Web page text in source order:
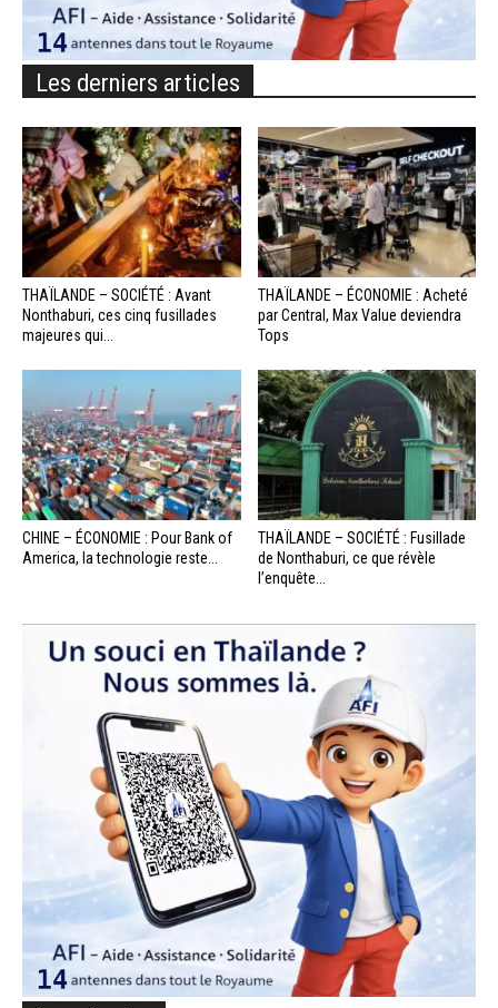
Les derniers articles
THAÏLANDE – SOCIÉTÉ : Avant
Nonthaburi, ces cinq fusillades
majeures qui...
THAÏLANDE – ÉCONOMIE : Acheté
par Central, Max Value deviendra
Tops
CHINE – ÉCONOMIE : Pour Bank of
America, la technologie reste...
THAÏLANDE – SOCIÉTÉ : Fusillade
de Nonthaburi, ce que révèle
l’enquête...